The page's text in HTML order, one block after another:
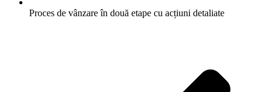
Proces de vânzare în două etape cu acțiuni detaliate